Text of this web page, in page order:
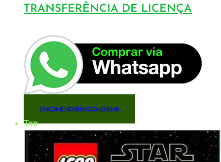
TRANSFERÊNCIA DE LICENÇA
ENCOMENDARENCOMENDAR
Top